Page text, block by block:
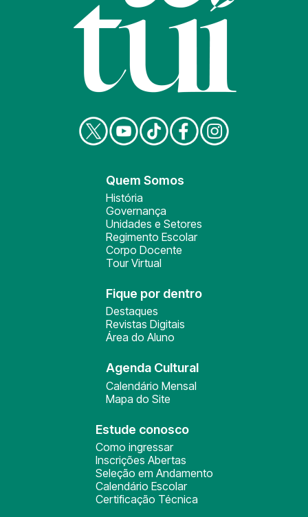
Quem Somos
História
Governança
Unidades e Setores
Regimento Escolar
Corpo Docente
Tour Virtual
Fique por dentro
Destaques
Revistas Digitais
Área do Aluno
Agenda Cultural
Calendário Mensal
Mapa do Site
Estude conosco
Como ingressar
Inscrições Abertas
Seleção em Andamento
Calendário Escolar
Certificação Técnica